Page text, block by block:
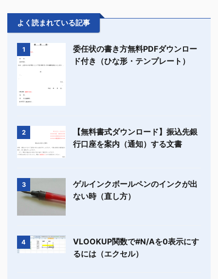
よく読まれている記事
1
委任状の書き方無料PDFダウンロー
ド付き（ひな形・テンプレート）
2
【無料書式ダウンロード】振込先銀
行口座を案内（通知）する文書
3
ゲルインクボールペンのインクが出
ない時（直し方）
4
VLOOKUP関数で#N/Aを0表示にす
るには（エクセル）